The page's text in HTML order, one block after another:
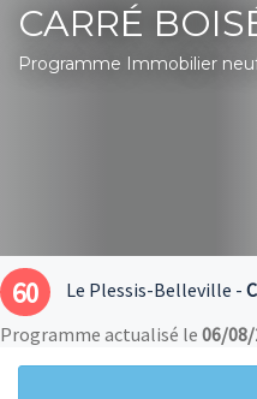
CARRÉ
Programme Immobilier
60 Le Plessis-Belleville -
Programme actualisé le 06/